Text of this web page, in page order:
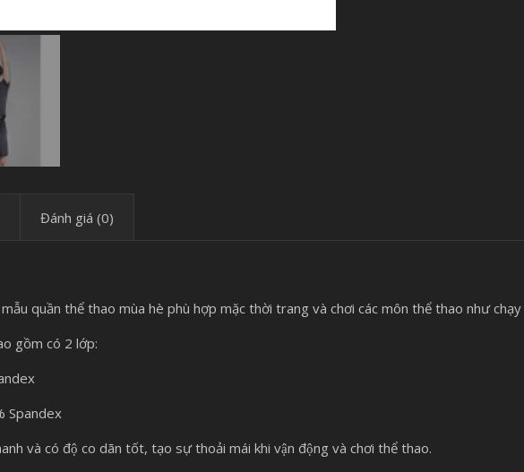
Đánh giá (0)
quần thể thao mùa hè phù hợp mặc thời trang và chơi các môn thể thao như
gồm có 2 lớp:
Spandex
và có độ co dãn tốt, tạo sự thoải mái khi vận động và chơi thể thao.